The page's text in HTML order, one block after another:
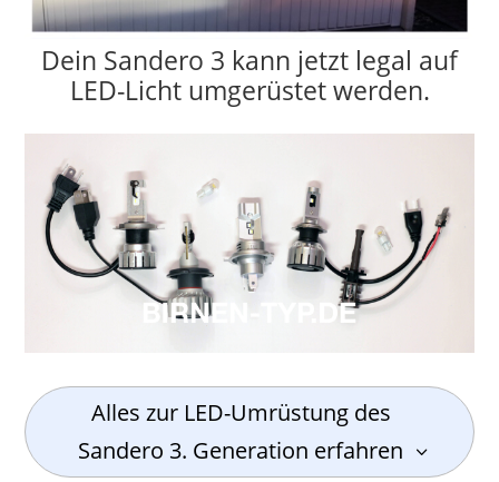
Dein Sandero 3 kann jetzt legal auf
LED-Licht umgerüstet werden.
Alles zur LED-Umrüstung des
Sandero 3. Generation erfahren